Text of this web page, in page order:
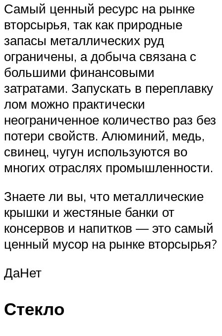
Самый ценный ресурс на рынке
вторсырья, так как природные
запасы металлических руд
ограничены, а добыча связана с
большими финансовыми
затратами. Запускать в переплавку
лом можно практически
неограниченное количество раз без
потери свойств. Алюминий, медь,
свинец, чугун используются во
многих отраслях промышленности.
Знаете ли вы, что металлические
крышки и жестяные банки от
консервов и напитков — это самый
ценный мусор на рынке вторсырья?
ДаНет
Стекло